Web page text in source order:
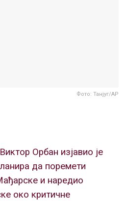
Фото: Танјуг/АР
Орбан изјавио је
да поремети
и наредио
око критичне